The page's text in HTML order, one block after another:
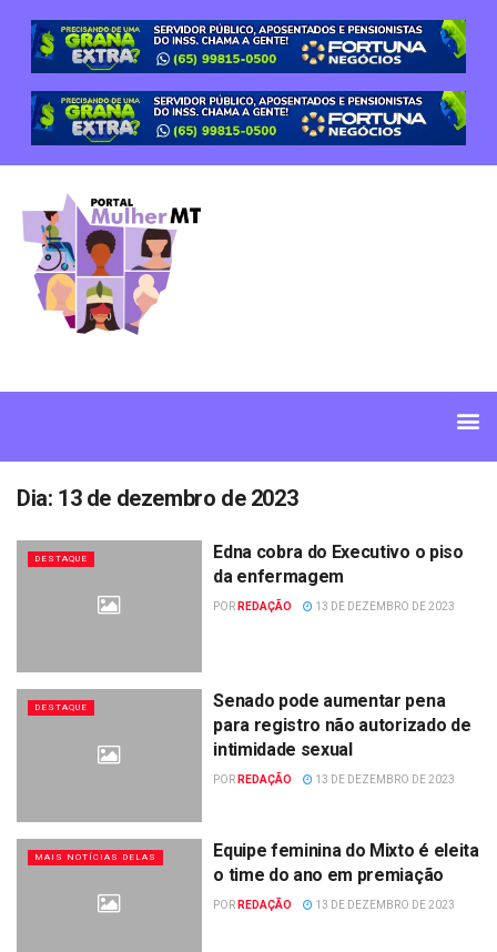
Dia: 13 de dezembro de 2023
DESTAQUE
Edna cobra do Executivo o piso
da enfermagem
POR REDAÇÃO 13 DE DEZEMBRO DE 2023
DESTAQUE
Senado pode aumentar pena
para registro não autorizado de
intimidade sexual
POR REDAÇÃO 13 DE DEZEMBRO DE 2023
MAIS NOTÍCIAS DELAS
Equipe feminina do Mixto é eleita
o time do ano em premiação
POR REDAÇÃO 13 DE DEZEMBRO DE 2023